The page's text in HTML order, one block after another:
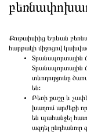
Քութաիսիից Երևան
հարթակի միջոցով
Տրանսպորտային
Տրանսպորտային
տևողությունը
են:
Բեռի քաշը և
խաղում արժեքի
են պահանջել
ազդել ընդհանուր